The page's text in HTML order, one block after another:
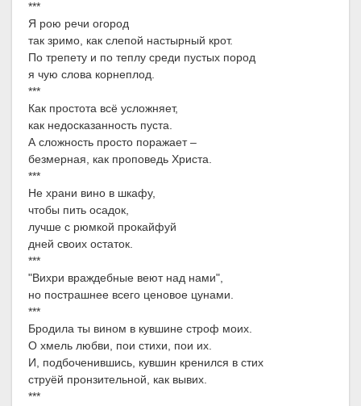
***
Я рою речи огород
так зримо, как слепой настырный крот.
По трепету и по теплу среди пустых пород
я чую слова корнеплод.
***
Как простота всё усложняет,
как недосказанность пуста.
А сложность просто поражает –
безмерная, как проповедь Христа.
***
Не храни вино в шкафу,
чтобы пить осадок,
лучше с рюмкой прокайфуй
дней своих остаток.
***
"Вихри враждебные веют над нами",
но пострашнее всего ценовое цунами.
***
Бродила ты вином в кувшине строф моих.
О хмель любви, пои стихи, пои их.
И, подбоченившись, кувшин кренился в стих
струёй пронзительной, как вывих.
***